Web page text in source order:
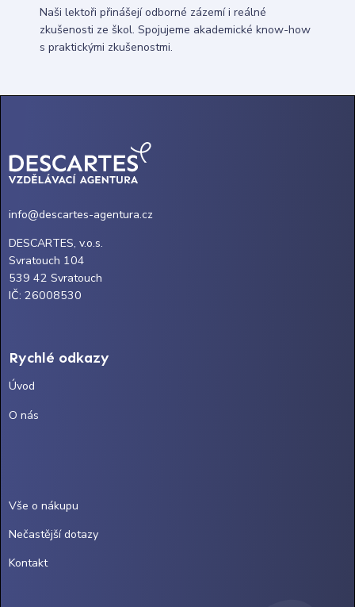
Naši lektoři přinášejí odborné zázemí i reálné
zkušenosti ze škol. Spojujeme akademické know-how
s praktickými zkušenostmi.
info@descartes-agentura.cz
DESCARTES, v.o.s.
Svratouch 104
539 42 Svratouch
IČ: 26008530
Rychlé odkazy
Úvod
O nás
Vše o nákupu
Nečastější dotazy
Kontakt